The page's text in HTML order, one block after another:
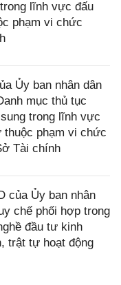
lĩnh vực đấu
phạm vi chức
Ủy ban nhân dân
mục thủ tục
trong lĩnh vực
thuộc phạm vi chức
Tài chính
của Ủy ban nhân
chế phối hợp trong
đầu tư kinh
trật tự hoạt động